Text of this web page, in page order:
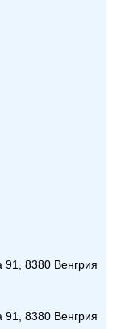
91, 8380 Венгрия
91, 8380 Венгрия